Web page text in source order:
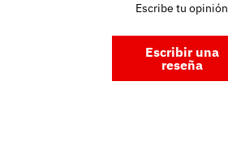
Escribe tu opinión
Escribir una
reseña